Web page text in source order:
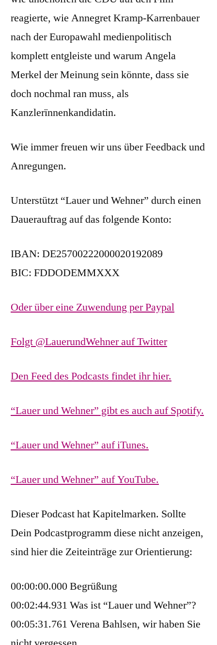
reagierte, wie Annegret Kramp-Karrenbauer
nach der Europawahl medienpolitisch
komplett entgleiste und warum Angela
Merkel der Meinung sein könnte, dass sie
doch nochmal ran muss, als
Kanzlerïnnenkandidatin.
Wie immer freuen wir uns über Feedback und
Anregungen.
Unterstützt “Lauer und Wehner” durch einen
Dauerauftrag auf das folgende Konto:
IBAN: DE25700222000020192089
BIC: FDDODEMMXXX
Oder über eine Zuwendung per Paypal
Folgt @LauerundWehner auf Twitter
Den Feed des Podcasts findet ihr hier.
“Lauer und Wehner” gibt es auch auf Spotify.
“Lauer und Wehner” auf iTunes.
“Lauer und Wehner” auf YouTube.
Dieser Podcast hat Kapitelmarken. Sollte
Dein Podcastprogramm diese nicht anzeigen,
sind hier die Zeiteinträge zur Orientierung:
00:00:00.000 Begrüßung
00:02:44.931 Was ist “Lauer und Wehner”?
00:05:31.761 Verena Bahlsen, wir haben Sie